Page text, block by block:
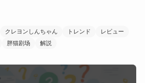
クレヨンしんちゃん トレンド
レビュー
胖猫剧场 解説